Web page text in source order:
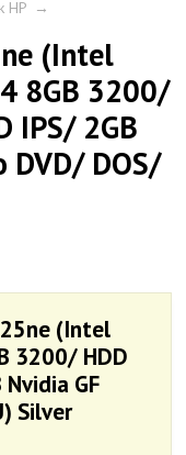
HP →
(Intel
8GB 3200/
IPS/ 2GB
DVD/ DOS/
(Intel
3200/ HDD
GF
Silver